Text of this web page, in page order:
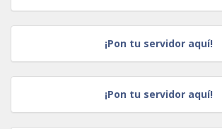
¡Pon tu servidor aquí!
¡Pon tu servidor aquí!